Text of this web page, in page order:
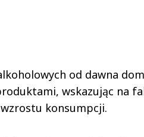
od dawna
wskazując na
konsumpcji.